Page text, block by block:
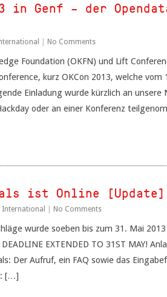
in Genf – der
No Comments
Foundation (OKFN) und Lift
kurz OKCon 2013, welche vom
Einladung wurde kürzlich an unsere
oder an einer Konferenz
ist Online [Update]
International No Comments
wurde soeben bis zum 31. Mai
EXTENDED TO 31ST MAY!
Der Aufruf, ein FAQ sowie das
[…]